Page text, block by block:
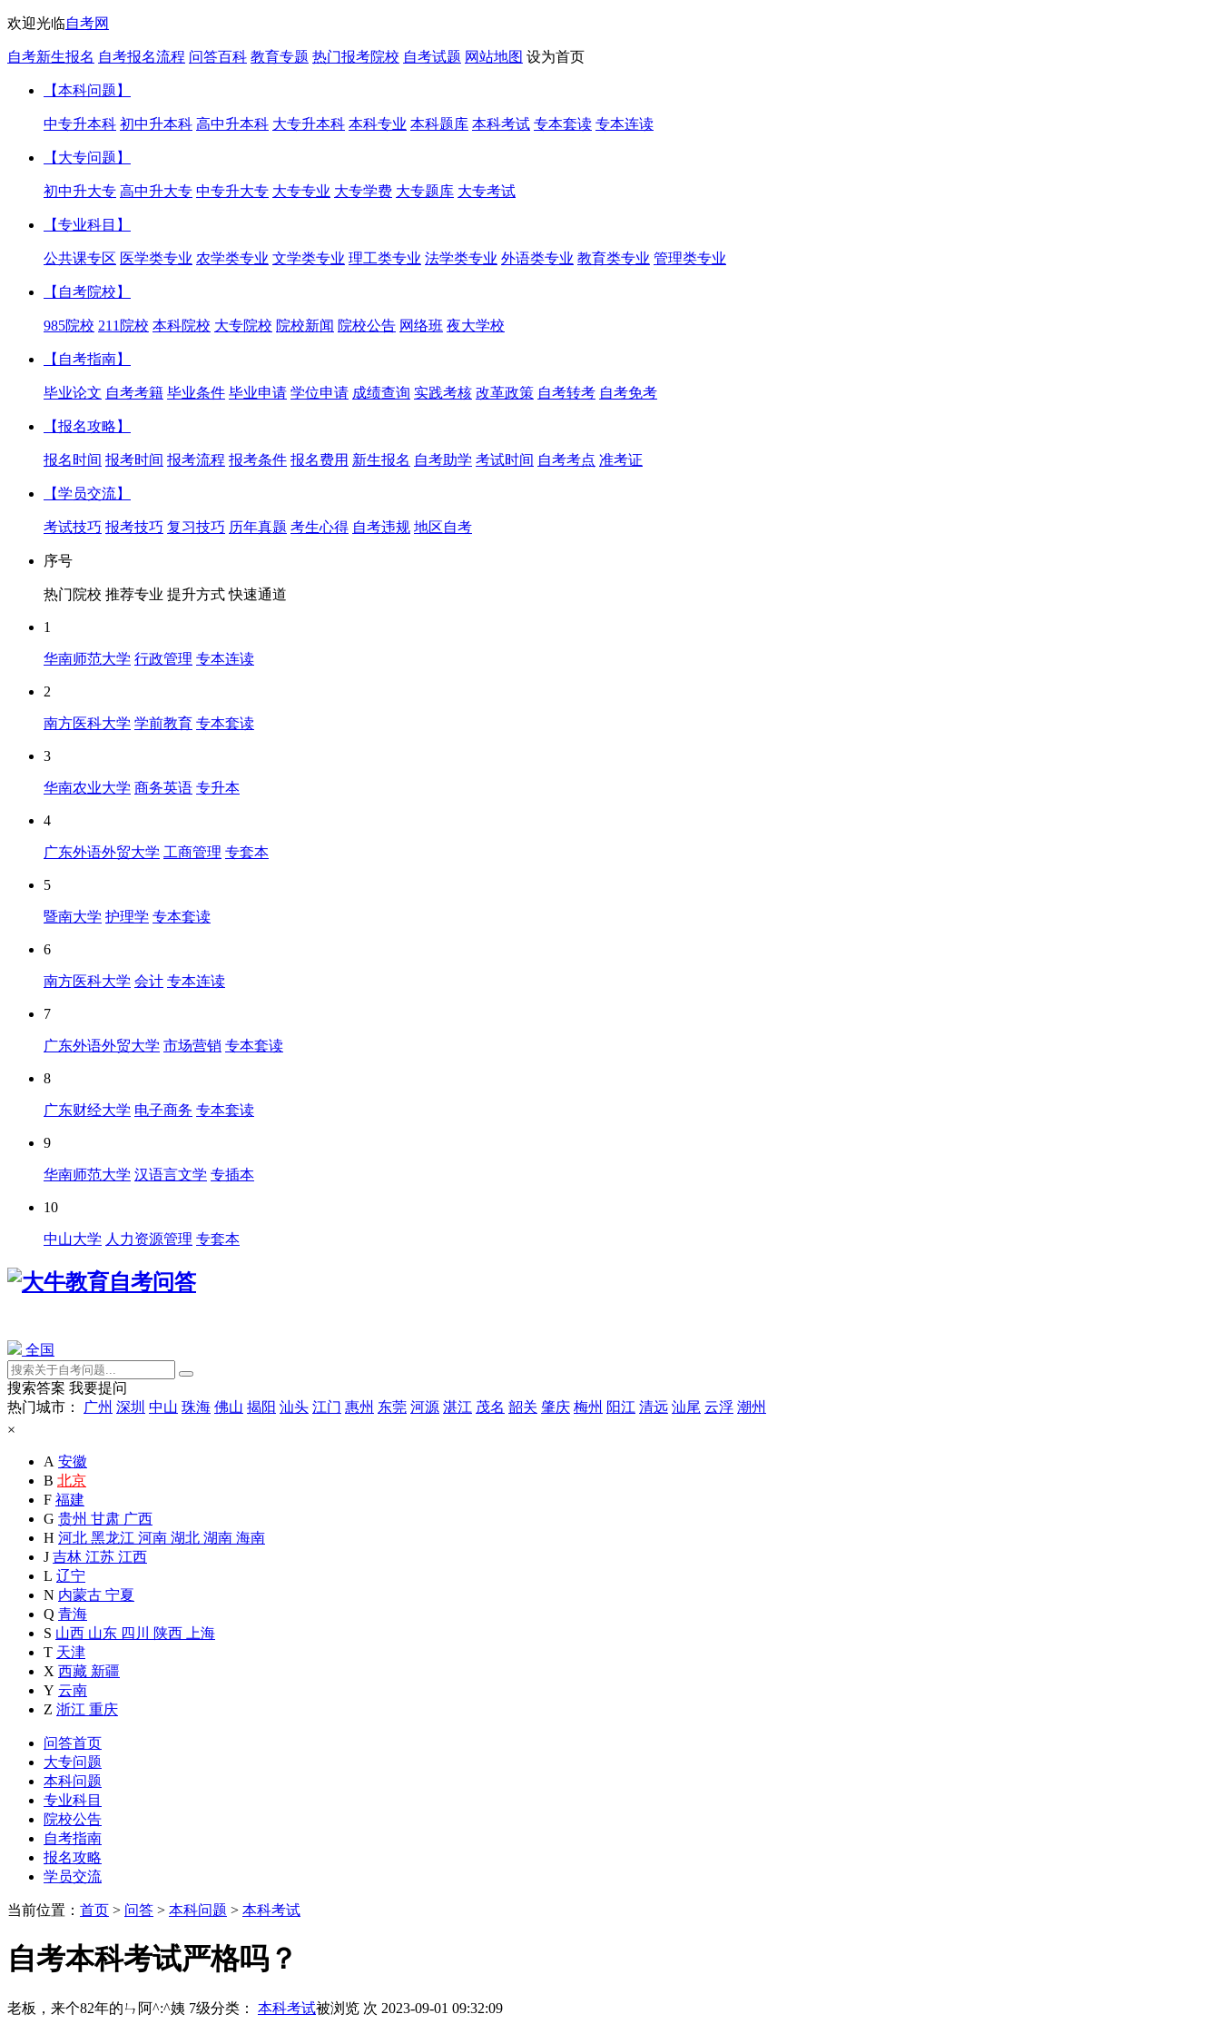
欢迎光临自考网
自考新生报名 自考报名流程 问答百科 教育专题 热门报考院校 自考试题 网站地图 设为首页
【本科问题】
中专升本科 初中升本科 高中升本科 大专升本科 本科专业 本科题库 本科考试 专本套读 专本连读
【大专问题】
初中升大专 高中升大专 中专升大专 大专专业 大专学费 大专题库 大专考试
【专业科目】
公共课专区 医学类专业 农学类专业 文学类专业 理工类专业 法学类专业 外语类专业 教育类专业 管理类专业
【自考院校】
985院校 211院校 本科院校 大专院校 院校新闻 院校公告 网络班 夜大学校
【自考指南】
毕业论文 自考考籍 毕业条件 毕业申请 学位申请 成绩查询 实践考核 改革政策 自考转考 自考免考
【报名攻略】
报名时间 报考时间 报考流程 报考条件 报名费用 新生报名 自考助学 考试时间 自考考点 准考证
【学员交流】
考试技巧 报考技巧 复习技巧 历年真题 考生心得 自考违规 地区自考
序号
热门院校 推荐专业 提升方式 快速通道
1
华南师范大学 行政管理 专本连读
2
南方医科大学 学前教育 专本套读
3
华南农业大学 商务英语 专升本
4
广东外语外贸大学 工商管理 专套本
5
暨南大学 护理学 专本套读
6
南方医科大学 会计 专本连读
7
广东外语外贸大学 市场营销 专本套读
8
广东财经大学 电子商务 专本套读
9
华南师范大学 汉语言文学 专插本
10
中山大学 人力资源管理 专套本
全国
搜索答案 我要提问
热门城市：
广州 深圳 中山 珠海 佛山 揭阳 汕头 江门 惠州 东莞 河源 湛江 茂名 韶关 肇庆 梅州 阳江 清远 汕尾 云浮 潮州
×
A 安徽
B 北京
F 福建
G 贵州 甘肃 广西
H 河北 黑龙江 河南 湖北 湖南 海南
J 吉林 江苏 江西
L 辽宁
N 内蒙古 宁夏
Q 青海
S 山西 山东 四川 陕西
上海
T 天津
X 西藏 新疆
Y 云南
Z 浙江 重庆
问答首页
大专问题
本科问题
专业科目
院校公告
自考指南
报名攻略
学员交流
当前位置： 首页 > 问答 > 本科问题 > 本科考试
自考本科考试严格吗？
老板，来个82年的ㄣ阿^:^姨 7级分类： 本科考试被浏览 次 2023-09-01 09:32:09